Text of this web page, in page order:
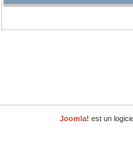
Joomla! est un